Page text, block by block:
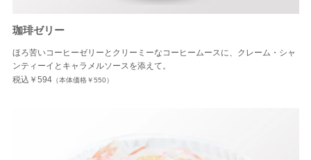
珈琲ゼリー
ほろ苦いコーヒーゼリーとクリーミーなコーヒームースに、クレーム・シャ
ンティーイとキャラメルソースを添えて。
税込￥594（本体価格￥550）